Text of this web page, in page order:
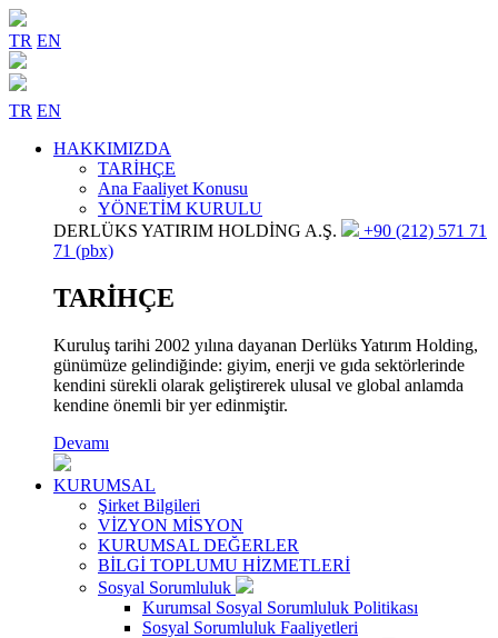
TR EN
TR EN
HAKKIMIZDA
TARİHÇE
Ana Faaliyet Konusu
YÖNETİM KURULU
DERLÜKS YATIRIM HOLDİNG A.Ş.
+90 (212) 571 71
71 (pbx)
TARİHÇE
Kuruluş tarihi 2002 yılına dayanan Derlüks Yatırım Holding,
günümüze gelindiğinde: giyim, enerji ve gıda sektörlerinde
kendini sürekli olarak geliştirerek ulusal ve global anlamda
kendine önemli bir yer edinmiştir.
Devamı
KURUMSAL
Şirket Bilgileri
VİZYON MİSYON
KURUMSAL DEĞERLER
BİLGİ TOPLUMU HİZMETLERİ
Sosyal Sorumluluk
Kurumsal Sosyal Sorumluluk Politikası
Sosyal Sorumluluk Faaliyetleri